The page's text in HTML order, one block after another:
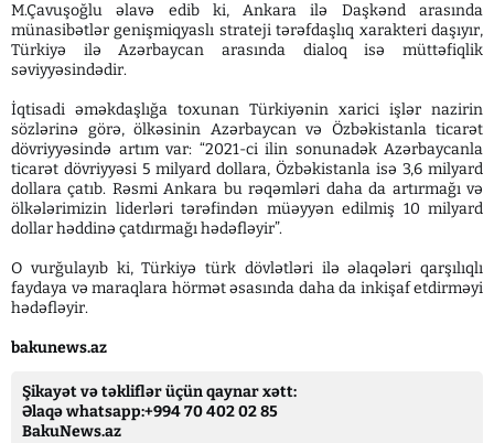
M.Çavuşoğlu əlavə edib ki, Ankara ilə Daşkənd arasında
münasibətlər genişmiqyaslı strateji tərəfdaşlıq xarakteri daşıyır,
Türkiyə ilə Azərbaycan arasında dialoq isə müttəfiqlik
səviyyəsindədir.
İqtisadi əməkdaşlığa toxunan Türkiyənin xarici işlər nazirin
sözlərinə görə, ölkəsinin Azərbaycan və Özbəkistanla ticarət
dövriyyəsində artım var: “2021-ci ilin sonunadək Azərbaycanla
ticarət dövriyyəsi 5 milyard dollara, Özbəkistanla isə 3,6 milyard
dollara çatıb. Rəsmi Ankara bu rəqəmləri daha da artırmağı və
ölkələrimizin liderləri tərəfindən müəyyən edilmiş 10 milyard
dollar həddinə çatdırmağı hədəfləyir”.
O vurğulayıb ki, Türkiyə türk dövlətləri ilə əlaqələri qarşılıqlı
faydaya və maraqlara hörmət əsasında daha da inkişaf etdirməyi
hədəfləyir.
bakunews.az
Şikayət və təkliflər üçün qaynar xətt:
Əlaqə whatsapp:+994 70 402 02 85
BakuNews.az